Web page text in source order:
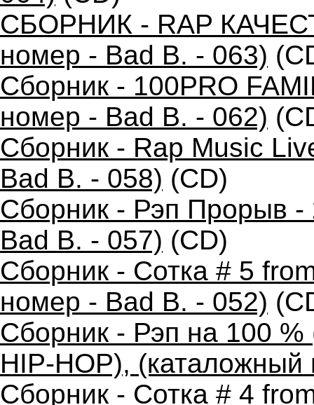
СБОРНИК - RAP
номер - Bad B. - 063)
Сборник - 100PRO
номер - Bad B. - 062)
Сборник - Rap Music
Bad B. - 058) (CD)
Сборник - Рэп Прорыв
Bad B. - 057) (CD)
Сборник - Сотка # 5
номер - Bad B. - 052)
Сборник - Рэп на 100
HIP-HOP),
Сборник - Сотка # 4